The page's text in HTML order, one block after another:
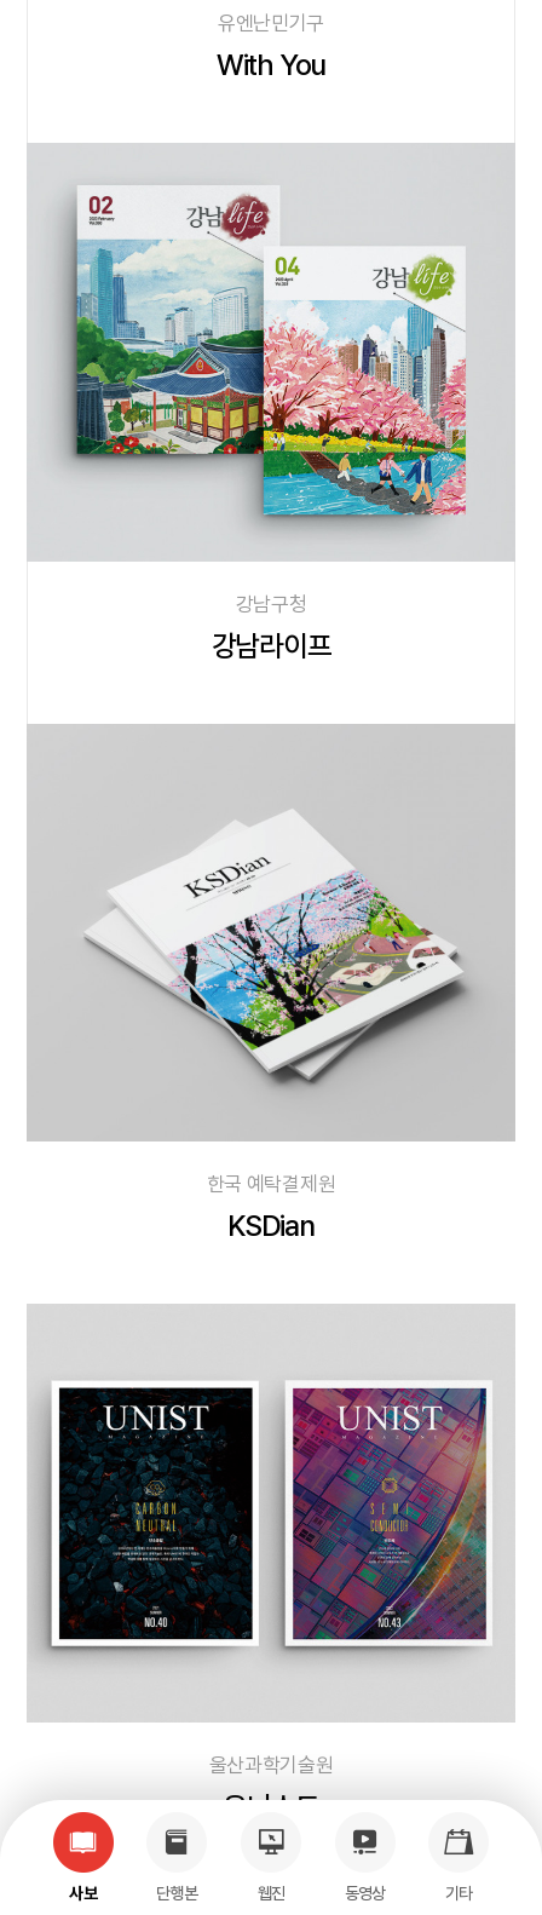
사보 단행본 웹진 동영상 기타
유엔난민기구
With You
강남구청
강남라이프
한국 예탁결제원
KSDian
울산과학기술원
유니스트